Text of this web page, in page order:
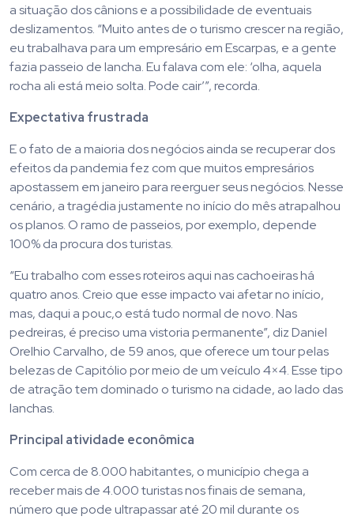
a situação dos cânions e a possibilidade de eventuais
deslizamentos. “Muito antes de o turismo crescer na região,
eu trabalhava para um empresário em Escarpas, e a gente
fazia passeio de lancha. Eu falava com ele: ‘olha, aquela
rocha ali está meio solta. Pode cair’”, recorda.
Expectativa frustrada
E o fato de a maioria dos negócios ainda se recuperar dos
efeitos da pandemia fez com que muitos empresários
apostassem em janeiro para reerguer seus negócios. Nesse
cenário, a tragédia justamente no início do mês atrapalhou
os planos. O ramo de passeios, por exemplo, depende
100% da procura dos turistas.
“Eu trabalho com esses roteiros aqui nas cachoeiras há
quatro anos. Creio que esse impacto vai afetar no início,
mas, daqui a pouc,o está tudo normal de novo. Nas
pedreiras, é preciso uma vistoria permanente”, diz Daniel
Orelhio Carvalho, de 59 anos, que oferece um tour pelas
belezas de Capitólio por meio de um veículo 4×4. Esse tipo
de atração tem dominado o turismo na cidade, ao lado das
lanchas.
Principal atividade econômica
Com cerca de 8.000 habitantes, o município chega a
receber mais de 4.000 turistas nos finais de semana,
número que pode ultrapassar até 20 mil durante os